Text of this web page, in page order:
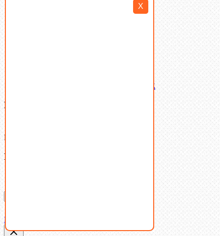
X
Латунный и бронзовый крепеж
Ваша корзина
В корзине нет товаров.
Поиск
Don't show this popup again